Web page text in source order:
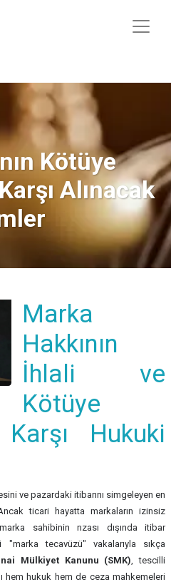
Kötüye
Alınacak
Marka
Hakkının
İhlali ve
Kötüye
Karşı Hukuki
ve pazardaki itibarını simgeleyen en
ticari hayatta markaların izinsiz
sahibinin rızası dışında itibar
tecavüzü" vakalarıyla sıkça
Mülkiyet Kanunu (SMK), tescilli
hem hukuk hem de ceza mahkemeleri